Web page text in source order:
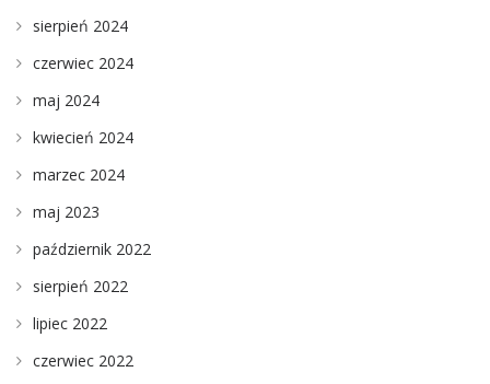
sierpień 2024
czerwiec 2024
maj 2024
kwiecień 2024
marzec 2024
maj 2023
październik 2022
sierpień 2022
lipiec 2022
czerwiec 2022